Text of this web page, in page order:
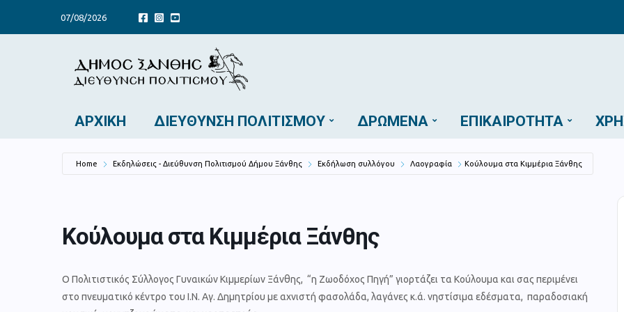
07/08/2026
ΑΡΧΙΚΉ ΔΙΕΎΘΥΝΣΗ ΠΟΛΙΤΙΣΜΟΎ ΔΡΏΜΕΝΑ ΕΠΙΚΑΙΡΌΤΗΤΑ
Home Εκδηλώσεις - Διεύθυνση Πολιτισμού Δήμου Ξάνθης Εκδήλωση συλλόγου Λαογραφία Κούλουμα στα Κιμμέρια Ξάνθης
Κούλουμα στα Κιμμέρια Ξάνθης
Ο Πολιτιστικός Σύλλογος Γυναικών Κιμμερίων Ξάνθης, “η Ζωοδόχος Πηγή” γιορτάζει τα Κούλουμα και σας περιμένει
στο πνευματικό κέντρο του Ι.Ν. Αγ. Δημητρίου με αχνιστή φασολάδα, λαγάνες κ.ά. νηστίσιμα εδέσματα, παραδοσιακή